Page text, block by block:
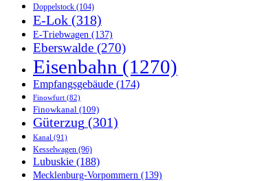
Doppelstock (104)
E-Lok (318)
E-Triebwagen (137)
Eberswalde (270)
Eisenbahn (1270)
Empfangsgebäude (174)
Finowfurt (82)
Finowkanal (109)
Güterzug (301)
Kanal (91)
Kesselwagen (96)
Lubuskie (188)
Mecklenburg-Vorpommern (139)